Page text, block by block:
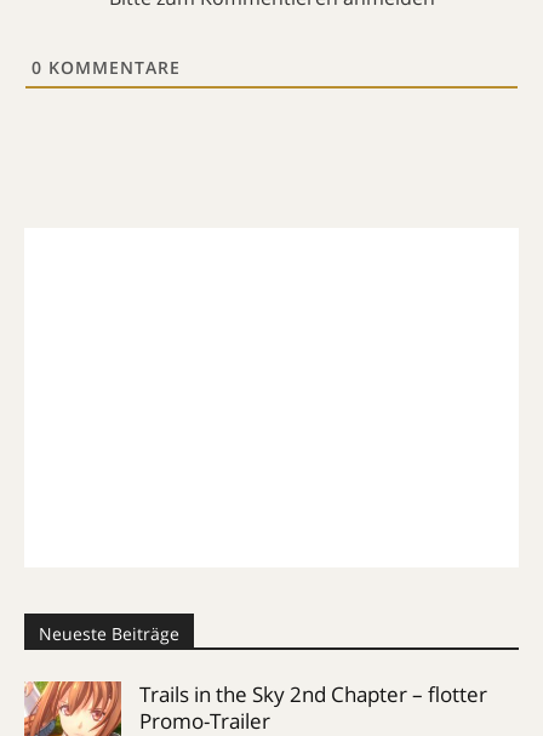
0 KOMMENTARE
Neueste Beiträge
Trails in the Sky 2nd Chapter – flotter
Promo-Trailer